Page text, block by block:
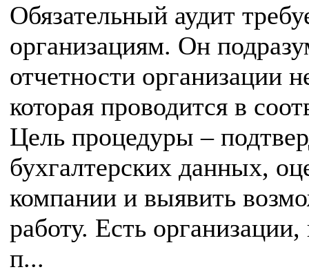
Обязательный аудит
организациям. Он
отчетности организации
которая проводится в
Цель процедуры –
бухгалтерских данных,
компании и выявить
работу. Есть
п...